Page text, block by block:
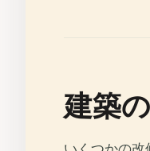
建築